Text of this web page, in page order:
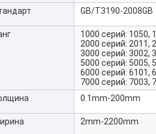
GB/T3190-2008GB
1000 серий: 1050,
2000 серий: 2011,
3000 серий: 3002,
5000 серий: 5005,
6000 серий: 6101,
7000 серий: 7003,
0.1mm-200mm
2mm-2200mm